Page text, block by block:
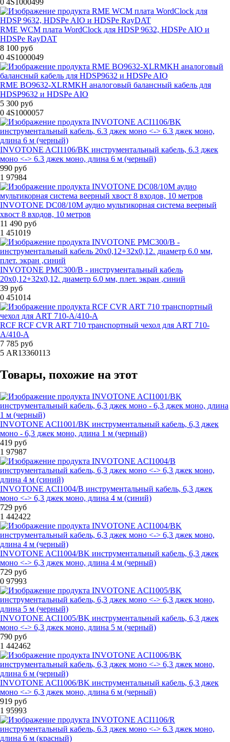
0 4S1000499
RME WCM плата WordClock для HDSP 9632, HDSPe AIO и
HDSPe RayDAT
8 100 руб
0 4S1000049
RME BO9632-XLRMKH аналоговый балансный кабель для
HDSP9632 и HDSPe AIO
5 300 руб
0 4S1000057
INVOTONE ACI1106/BK инструментальный кабель, 6.3 джек
моно <-> 6.3 джек моно, длина 6 м (черный)
990 руб
1 97984
INVOTONE DC08/10M аудио мультикорная система веерный
хвост 8 входов, 10 метров
11 490 руб
1 451019
INVOTONE PMC300/B - инструментальный кабель
20х0,12+32х0,12. диаметр 6.0 мм, плет. экран ,синий
39 руб
0 451014
RCF RCF CVR ART 710 транспортный чехол для ART 710-
A/410-A
7 785 руб
5 AR13360113
Товары, похожие на этот
INVOTONE ACI1001/BK инструментальный кабель, 6,3 джек
моно - 6,3 джек моно, длина 1 м (черный)
419 руб
1 97987
INVOTONE ACI1004/B инструментальный кабель, 6,3 джек
моно <-> 6,3 джек моно, длина 4 м (синий)
729 руб
1 442422
INVOTONE ACI1004/BK инструментальный кабель, 6,3 джек
моно <-> 6,3 джек моно, длина 4 м (черный)
729 руб
0 97993
INVOTONE ACI1005/BK инструментальный кабель, 6,3 джек
моно <-> 6,3 джек моно, длина 5 м (черный)
790 руб
1 442462
INVOTONE ACI1006/BK инструментальный кабель, 6,3 джек
моно <-> 6,3 джек моно, длина 6 м (черный)
919 руб
1 95993